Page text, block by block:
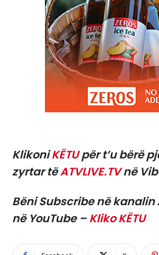
KlikoniKËTUpër t’u bërë
zyrtar tëATVLIVE.TVnë
Bëni Subscribe në kanalin
në YouTube – Kliko KËTU